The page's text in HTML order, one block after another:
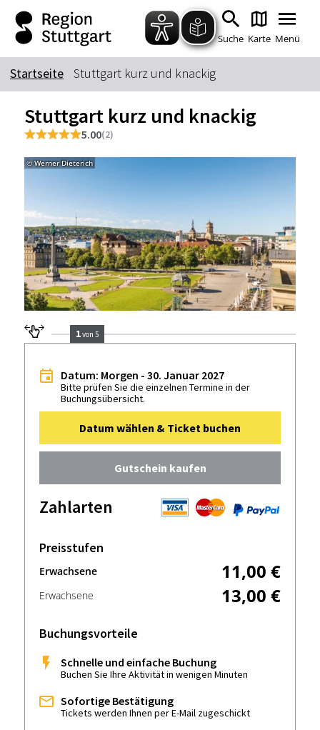
Zum Hauptinhalt springen
Zur Suche springen
Zur Hauptnavigation
Zum Footer springen
Suche Karte Menü
Suchbegriff
Das könnte Sie interessieren
Tickets
Citytour
Erlebnisse
Essen & Trinken
Wein
Automobil
Kultur
Feste & Highlights
Startseite Stuttgart kurz und knackig
Stuttgart kurz und knackig
5.00(2)
© Werner Dieterich
1von 5
Datum: Morgen - 30. Januar 2027
Bitte prüfen Sie die einzelnen Termine in der
Buchungsübersicht.
Datum wählen & Ticket buchen
Gutschein kaufen
Zahlarten
Preisstufen
Erwachsene 11,00 €
Erwachsene 13,00 €
Buchungsvorteile
Schnelle und einfache Buchung
Buchen Sie Ihre Aktivität in wenigen Minuten
Sofortige Bestätigung
Tickets werden Ihnen per E-Mail zugeschickt